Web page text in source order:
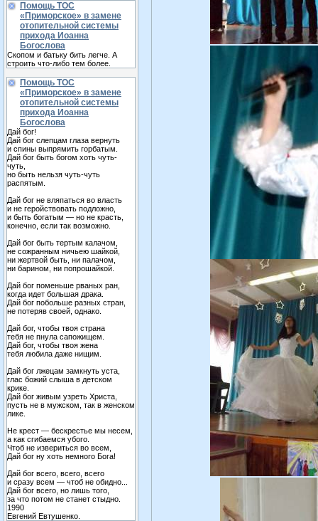
Помощь ТОС
«Приморское» в замене
отопительной системы
прихода Иоанна
Богослова
Скопом и батьку бить легче. А
строить что-либо тем более.
Помощь ТОС
«Приморское» в замене
отопительной системы
прихода Иоанна
Богослова
Дай бог!
Дай бог слепцам глаза вернуть
и спины выпрямить горбатым.
Дай бог быть богом хоть чуть-
чуть,
но быть нельзя чуть-чуть
распятым.
Дай бог не вляпаться во власть
и не геройствовать подложно,
и быть богатым — но не красть,
конечно, если так возможно.
Дай бог быть тертым калачом,
не сожранным ничьею шайкой,
ни жертвой быть, ни палачом,
ни барином, ни попрошайкой.
Дай бог поменьше рваных ран,
когда идет большая драка.
Дай бог побольше разных стран,
не потеряв своей, однако.
Дай бог, чтобы твоя страна
тебя не пнула сапожищем.
Дай бог, чтобы твоя жена
тебя любила даже нищим.
Дай бог лжецам замкнуть уста,
глас божий слыша в детском
крике.
Дай бог живым узреть Христа,
пусть не в мужском, так в женском
лике.
Не крест — бескрестье мы несем,
а как сгибаемся убого.
Чтоб не извериться во всем,
Дай бог ну хоть немного Бога!
Дай бог всего, всего, всего
и сразу всем — чтоб не обидно...
Дай бог всего, но лишь того,
за что потом не станет стыдно.
1990
Евгений Евтушенко.